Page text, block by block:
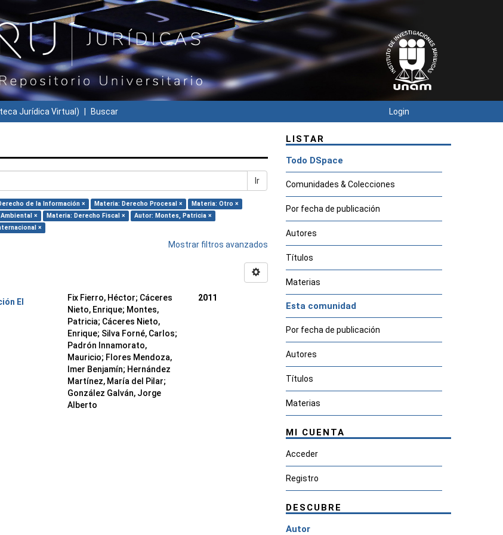
Jurídica Virtual) Buscar Login
Ir
de la Información × Materia: Derecho Procesal ×
Materia: Otro ×
× Materia: Derecho Fiscal ×
Autor: Montes, Patricia ×
×
Mostrar filtros avanzados
El
Fix Fierro, Héctor; Cáceres
Nieto, Enrique; Montes,
Patricia; Cáceres Nieto,
Enrique; Silva Forné, Carlos;
Padrón Innamorato,
Mauricio; Flores Mendoza,
Imer Benjamín; Hernández
Martínez, María del Pilar;
González Galván, Jorge
Alberto
2011
LISTAR
Todo DSpace
Comunidades & Colecciones
Por fecha de publicación
Autores
Títulos
Materias
Esta comunidad
Por fecha de publicación
Autores
Títulos
Materias
MI CUENTA
Acceder
Registro
DESCUBRE
Autor